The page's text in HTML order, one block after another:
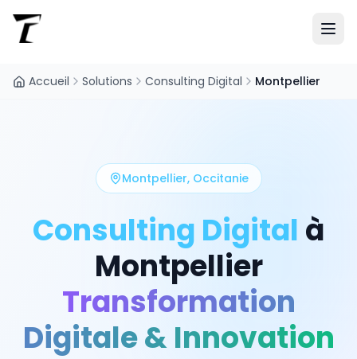
Accueil Solutions Consulting Digital Montpellier
Montpellier, Occitanie
Consulting Digital à
Montpellier
Transformation
Digitale & Innovation